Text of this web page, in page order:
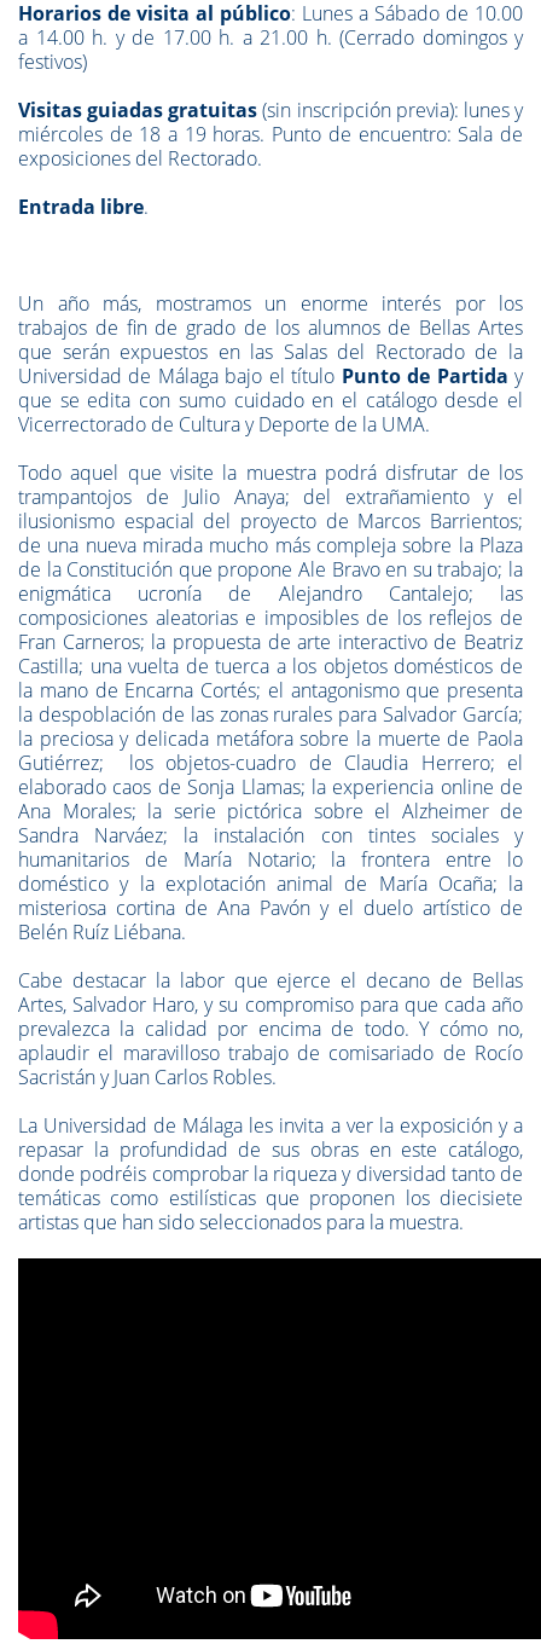
Horarios de visita al público: Lunes a Sábado de 10.00
a 14.00 h. y de 17.00 h. a 21.00 h. (Cerrado domingos y
festivos)
Visitas guiadas gratuitas(sin inscripción previa): lunes y
miércoles de 18 a 19 horas. Punto de encuentro: Sala de
exposiciones del Rectorado.
Entrada libre.
Un año más, mostramos un enorme interés por los
trabajos de fin de grado de los alumnos de Bellas Artes
que serán expuestos en las Salas del Rectorado de la
Universidad de Málaga bajo el título Punto de Partida y
que se edita con sumo cuidado en el catálogo desde el
Vicerrectorado de Cultura y Deporte de la UMA.
Todo aquel que visite la muestra podrá disfrutar de los
trampantojos de Julio Anaya; del extrañamiento y el
ilusionismo espacial del proyecto de Marcos Barrientos;
de una nueva mirada mucho más compleja sobre la Plaza
de la Constitución que propone Ale Bravo en su trabajo; la
enigmática ucronía de Alejandro Cantalejo; las
composiciones aleatorias e imposibles de los reflejos de
Fran Carneros; la propuesta de arte interactivo de Beatriz
Castilla; una vuelta de tuerca a los objetos domésticos de
la mano de Encarna Cortés; el antagonismo que presenta
la despoblación de las zonas rurales para Salvador García;
la preciosa y delicada metáfora sobre la muerte de Paola
Gutiérrez; los objetos-cuadro de Claudia Herrero; el
elaborado caos de Sonja Llamas; la experiencia online de
Ana Morales; la serie pictórica sobre el Alzheimer de
Sandra Narváez; la instalación con tintes sociales y
humanitarios de María Notario; la frontera entre lo
doméstico y la explotación animal de María Ocaña; la
misteriosa cortina de Ana Pavón y el duelo artístico de
Belén Ruíz Liébana.
Cabe destacar la labor que ejerce el decano de Bellas
Artes, Salvador Haro, y su compromiso para que cada año
prevalezca la calidad por encima de todo. Y cómo no,
aplaudir el maravilloso trabajo de comisariado de Rocío
Sacristán y Juan Carlos Robles.
La Universidad de Málaga les invita a ver la exposición y a
repasar la profundidad de sus obras en este catálogo,
donde podréis comprobar la riqueza y diversidad tanto de
temáticas como estilísticas que proponen los diecisiete
artistas que han sido seleccionados para la muestra.